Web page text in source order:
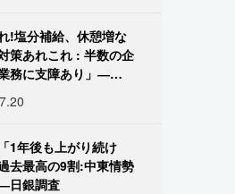
!塩分補給、休憩増な
策あれこれ : 半数の企
務に支障あり」―帝
1年後も上がり続け
去最高の9割:中東情勢
日銀調査